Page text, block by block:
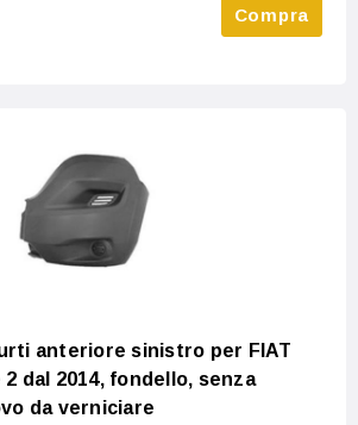
Quantity:
Compra
anteriore sinistro per FIAT
2 dal 2014, fondello, senza
da verniciare